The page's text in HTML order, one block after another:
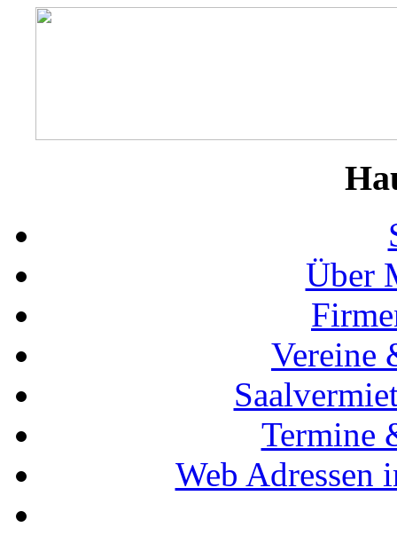
Über
Vereine
Termine
Web Adressen